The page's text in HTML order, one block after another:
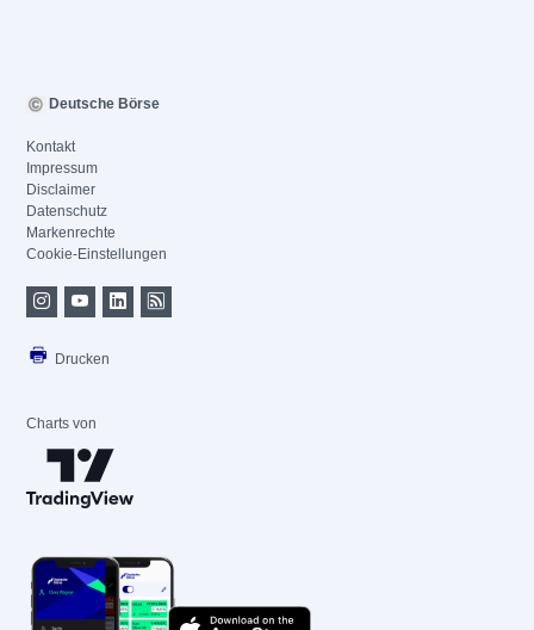
Deutsche Börse
Kontakt
Impressum
Disclaimer
Datenschutz
Markenrechte
Cookie-Einstellungen
Drucken
Charts von